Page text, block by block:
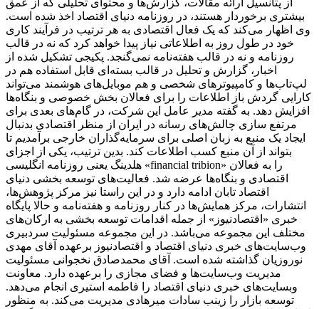
از پتانسیل ارائه مقالات، گزارش‌ها و محتوای تحلیلی که از عمق
بیشتری برخوردار هستند، در روزنامه دنیای اقتصاد اخذ شده است.
وی اظهار می‌کند که یک فعال اقتصادی به هر ترتیب در فرآیند کاری
خود در طول روز به اطلاعاتی نیاز پیدا خواهد کرد که نه در قالب
روزنامه و نه در قالب هفته‌نامه نمی‌گنجد. پکیجی تشکیل شده از
اخبار، گزارش و تحلیل در قالب بسته‌ای قابل استفاده هم در
لپ‌تاب‌ها و کامپیوترهای شخصی و هم موبایل‌های هوشمند می‌تواند
کارایی گردش باز اطلاعات را برای فعالان بخش خصوصی و بنگاه‌ها
افزایش دهد. به گفته مدیر عامل این شرکت، در گام‌های بعدی برای
مرتفع سازی چالش‌های رسانه در ایران از منظر اقتصادی بدنبال
ایجاد یک منبع به زبان اصلی برای سرمایه‌گذاران خارجی برآمدیم تا
بتواند از آن منبع کسب اطلاعات کند. بدین ترتیب، یکی از اجزای
هلدینگ یعنی روزنامه انگلیسی «financial tribion» را به فعالان
اقتصادی و بنگاه‌ها عرضه شد. فعالیت‌های توسعه بخشی دنیای
اقتصاد تابان ادامه دارد و در این راستا نیز مرکز پژوهش‌ها،
انتشارات، مرکز همایش‌ها در کنار روزنامه و هفته‌نامه و حالا پایگاه
خبری «اقتصادنیوز» از جمله اقدامات توسعه بخشی به ارکان‌های
مختلف این مجموعه می‌باشد. در این مجموعه مسئولیت سردبیری
وب‌سایت‌های خبری دنیای اقتصاد و اقتصادنیوز برعهده آقای مهدی
نوروزیان گذاشته شده است. آقای محمدصادق نخجوانی مسئولیت
مدیریت وب‌سایت‌ها و فضای مجازی را برعهده دارد. معاونت
وبسایت‌های خبری دنیای اقتصاد را فاطمه استیری انجام می‌دهد.
توسعه بازار را زینب سادات میرهادی مدیریت می‌کند. به منظور